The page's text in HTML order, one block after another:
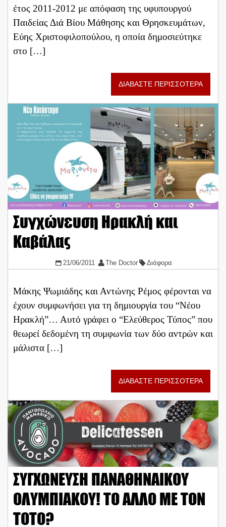
έτος 2011-2012 με απόφαση της υφυπουργού
Παιδείας Διά Βίου Μάθησης και Θρησκευμάτων,
Εύης Χριστοφιλοπούλου, η οποία δημοσιεύτηκε
στο […]
ΔΙΑΒΑΣΤΕ ΠΕΡΙΣΣΟΤΕΡΑ
Συγχώνευση Ηρακλή και
Καβάλας
21/06/2011 The Doctor Διάφορα
Μάκης Ψωμιάδης και Αντώνης Ρέμος φέρονται να
έχουν συμφωνήσει για τη δημιουργία του “Νέου
Ηρακλή”… Αυτό γράφει ο “Ελεύθερος Τύπος” που
θεωρεί δεδομένη τη συμφωνία των δύο αντρών και
μάλιστα […]
ΔΙΑΒΑΣΤΕ ΠΕΡΙΣΣΟΤΕΡΑ
ΣΥΓΧΩΝΕΥΣΗ ΠΑΝΑΘΗΝΑΙΚΟΥ
ΟΛΥΜΠΙΑΚΟΥ! ΤΟ ΑΛΛΟ ΜΕ ΤΟΝ
ΤΟΤΟ?